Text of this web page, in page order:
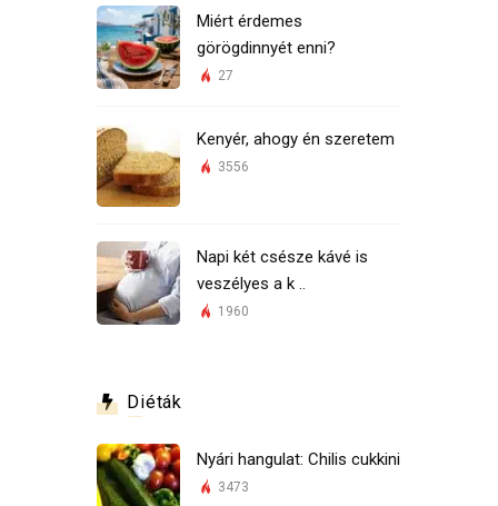
Miért érdemes
görögdinnyét enni?
27
Kenyér, ahogy én szeretem
3556
Napi két csésze kávé is
veszélyes a k ..
1960
Diéták
Nyári hangulat: Chilis cukkini
3473